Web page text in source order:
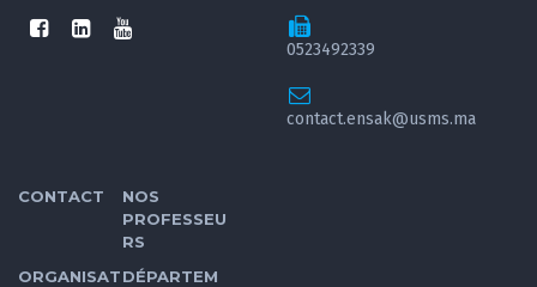
0523492339
contact.ensak@usms.ma
CONTACT
NOS
PROFESSEU
RS
ORGANISATDÉPARTEM